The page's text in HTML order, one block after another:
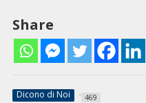
Share
Dicono di Noi 469